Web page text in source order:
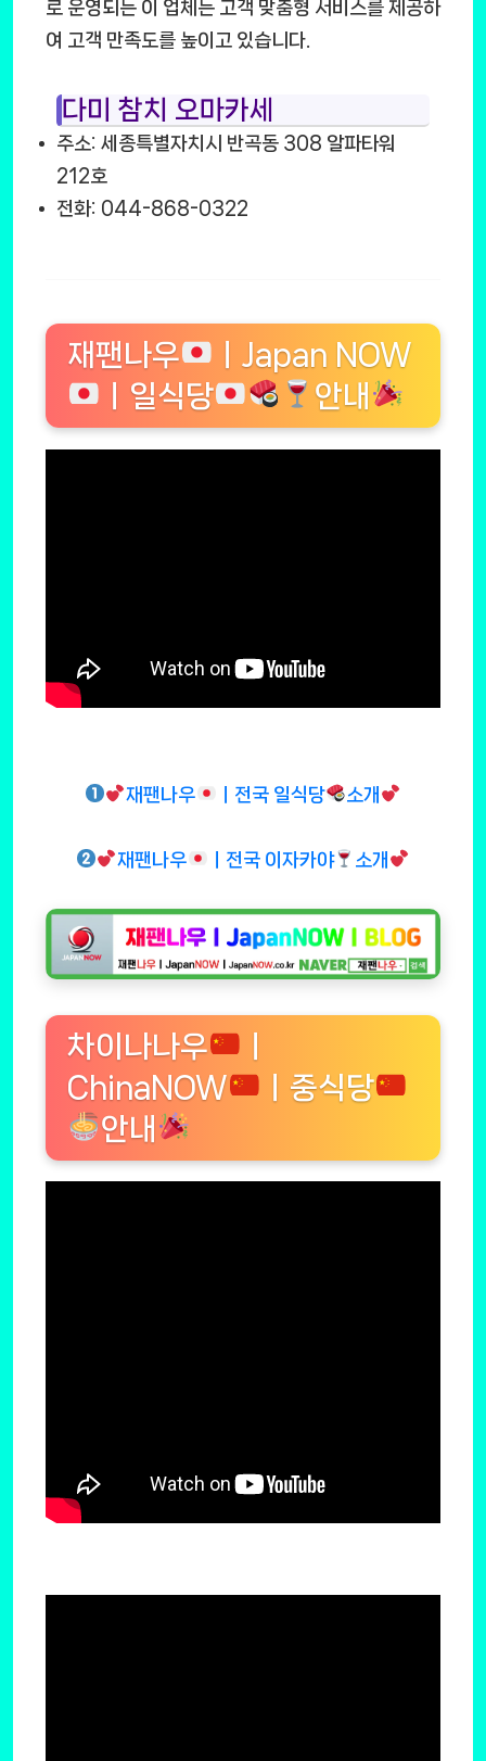
로 운영되는 이 업체는 고객 맞춤형 서비스를 제공하
여 고객 만족도를 높이고 있습니다.
다미 참치 오마카세
주소: 세종특별자치시 반곡동 308 알파타워
212호
전화: 044-868-0322
재팬나우
ㅣJapan NOW
ㅣ일식당
안내
재팬나우 ㅣ전국 일식당 소개
재팬나우 ㅣ전국 이자카야 소개
차이나나우
ChinaNOW
ㅣ중식당
안내